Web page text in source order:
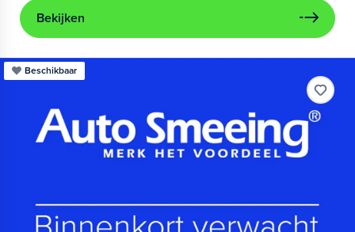
Bekijken
Beschikbaar